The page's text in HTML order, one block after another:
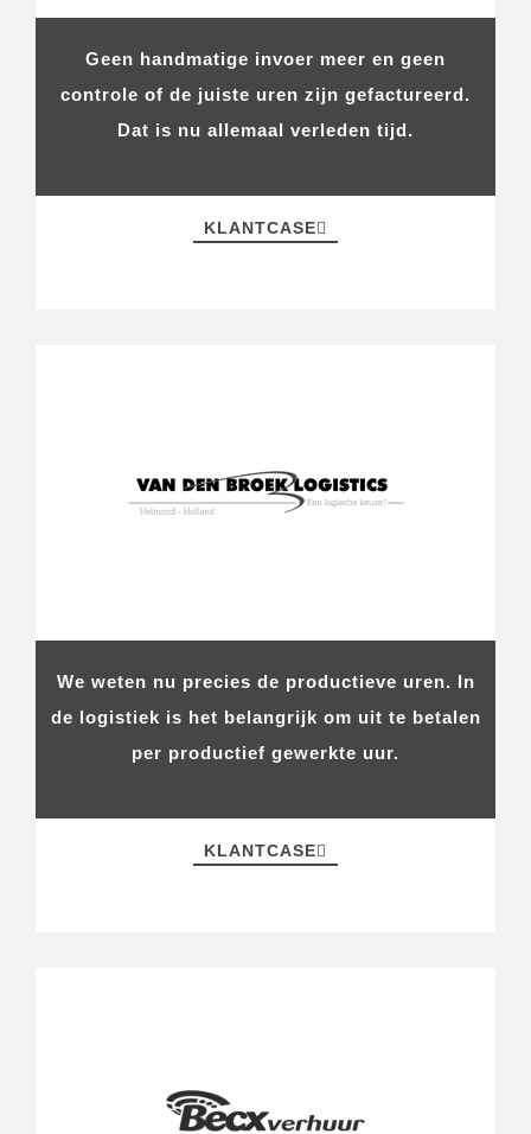
Geen handmatige invoer meer en geen
controle of de juiste uren zijn gefactureerd.
Dat is nu allemaal verleden tijd.
KLANTCASE
We weten nu precies de productieve uren. In
de logistiek is het belangrijk om uit te betalen
per productief gewerkte uur.
KLANTCASE